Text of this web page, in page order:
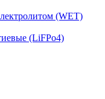
(WET)
(LiFPo4)